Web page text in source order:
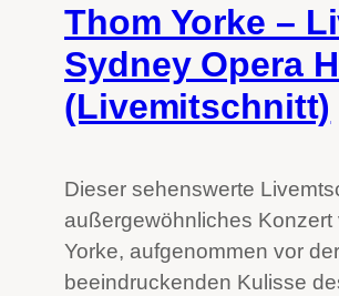
Thom Yorke –
Sydney Opera
(Livemitschnitt)
Dieser sehenswerte
außergewöhnliches Konzert
Yorke, aufgenommen vor der
beeindruckenden Kulisse